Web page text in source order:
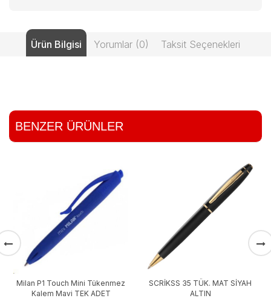
Ürün Bilgisi Yorumlar (0) Taksit Seçenekleri
BENZER ÜRÜNLER
Milan P1 Touch Mini Tükenmez
Kalem Mavi TEK ADET
SCRİKSS 35 TÜK. MAT SİYAH
ALTIN